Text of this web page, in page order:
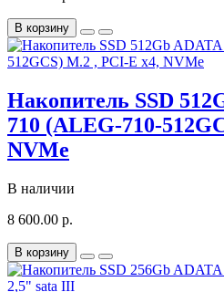
В корзину
Накопитель SSD
710 (ALEG-710-
NVMe
В наличии
8 600.00 р.
В корзину